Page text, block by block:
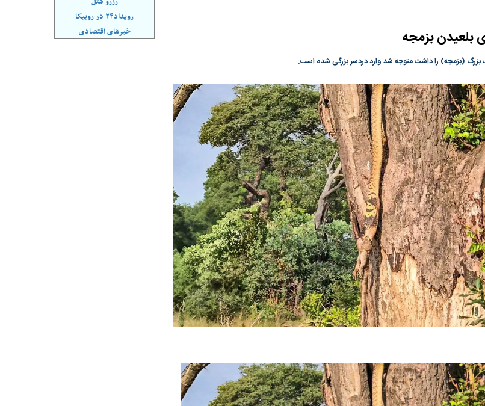
بلعیدن بزمجه
بزرگ (بزمجه) را داشت متوجه شد وارد دردسر بزرگی شده است.
سیگنال مثبت دیپلماسی به بورس
هجوم نقدینگی به بورس؛ شاخص کل و
هم‌وزن در قله تاریخی
فضاپیمای «استارشیپ» ایلان ماسک
حدید ۱۱۰؛ نسخه سریع‌تر، پنهان‌کارتر و
هواپیمای مرموز E-11A BACN چیست؟
رویداد۲۴ در روبیکا
خبرهای اقتصادی